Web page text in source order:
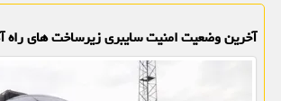
آخرین وضعیت امنیت سایبری زیرساخت های